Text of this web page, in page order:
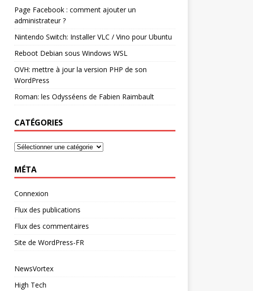
Page Facebook : comment ajouter un
administrateur ?
Nintendo Switch: Installer VLC / Vino pour Ubuntu
Reboot Debian sous Windows WSL
OVH: mettre à jour la version PHP de son
WordPress
Roman: les Odysséens de Fabien Raimbault
CATÉGORIES
MÉTA
Connexion
Flux des publications
Flux des commentaires
Site de WordPress-FR
NewsVortex
High Tech